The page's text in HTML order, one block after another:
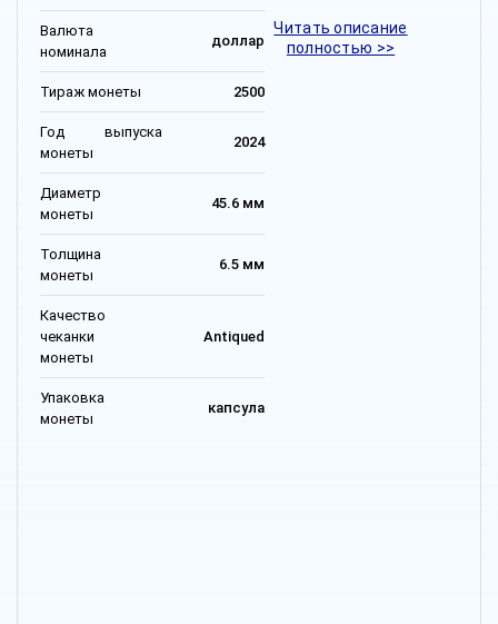
Валюта
номинала
доллар
Тираж монеты 2500
Год выпуска
монеты
2024
Диаметр
монеты
45.6 мм
Толщина
монеты
6.5 мм
Качество
чеканки
монеты
Antiqued
Упаковка
монеты
капсула
Читать описание
полностью >>